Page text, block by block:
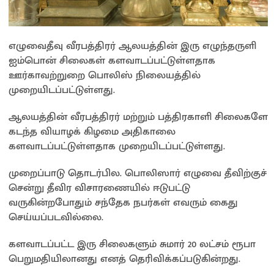
எழுவைதீவு வீரபத்திரர் ஆலயத்தின் இரு எழுந்தருளி
ஐம்பொன் சிலைகள் களவாடப்பட்டுள்ளதாக
ஊர்காவற்றுறை பொலிஸ் நிலையத்தில்
முறையிடப்பட்டுள்ளது.
ஆலயத்தின் வீரபத்திரர் மற்றும் பத்திரகாளி சிலைகளே
கடந்த வியாழக் கிழமை அதிகாலை
களவாடப்பட்டுள்ளதாக முறையிடப்பட்டுள்ளது.
முறைப்பாடு தொடர்பில. பொலிஸார் எழுவை தீவிற்குச்
சென்று தீவிர விசாரணையில் ஈடுபட்டு
வருகின்றபோதும் சந்தேக நபர்கள் எவரும் கைது
செய்யப்படவில்லை.
களவாடப்பட்ட இரு சிலைகளும் சுமார் 20 லட்சம் ரூபா
பெறுமதியிலானது எனத் தெரிவிக்கப்படுகின்றது.